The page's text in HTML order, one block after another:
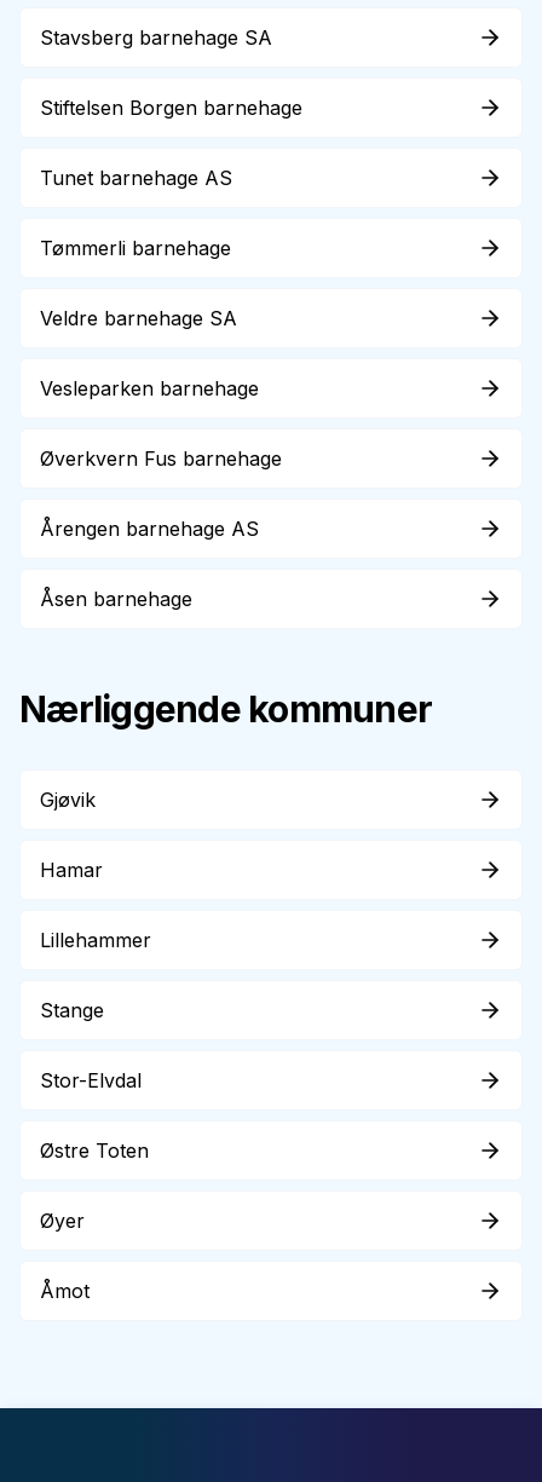
Stavsberg barnehage SA
Stiftelsen Borgen barnehage
Tunet barnehage AS
Tømmerli barnehage
Veldre barnehage SA
Vesleparken barnehage
Øverkvern Fus barnehage
Årengen barnehage AS
Åsen barnehage
Nærliggende kommuner
Gjøvik
Hamar
Lillehammer
Stange
Stor-Elvdal
Østre Toten
Øyer
Åmot